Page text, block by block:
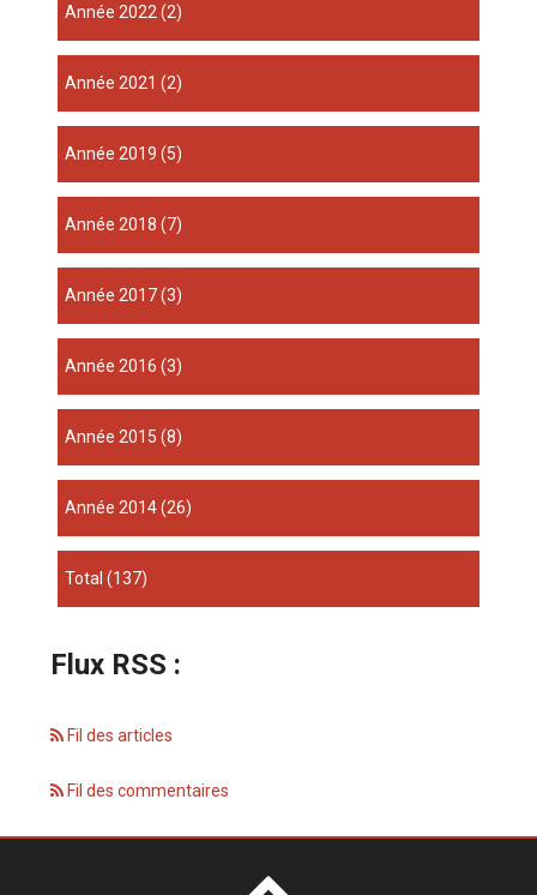
année 2022(2)
année 2021 (2)
année 2019 (5)
année 2018 (7)
année 2017(3)
année 2016 (3)
année 2015 (8)
année 2014(26)
total(137)
Flux RSS :
Fil des articles
Fil des commentaires